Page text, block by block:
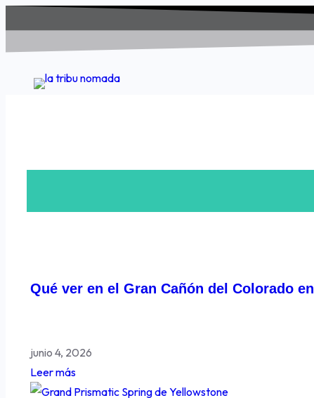
al
contenido
Qué ver en el Gran Cañón del Colorado
junio 4, 2026
Leer más